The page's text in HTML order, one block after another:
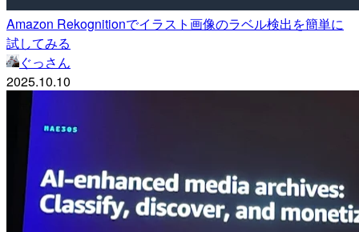
Amazon Rekognitionでイラスト画像のラベル検出を簡単に
試してみる
ぐっさん
2025.10.10